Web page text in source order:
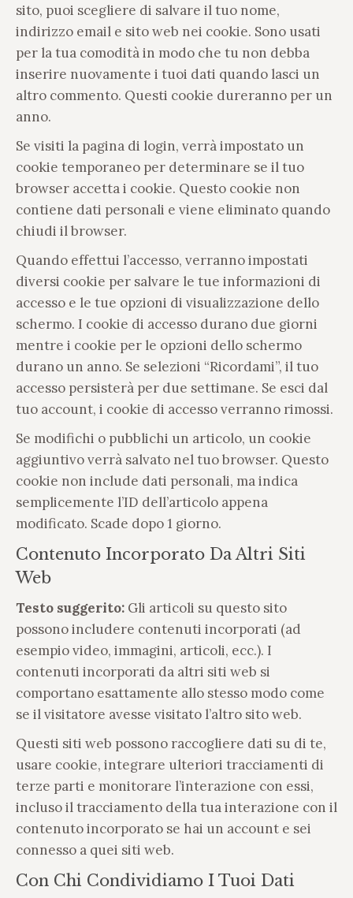
sito, puoi scegliere di salvare il tuo nome,
indirizzo email e sito web nei cookie. Sono usati
per la tua comodità in modo che tu non debba
inserire nuovamente i tuoi dati quando lasci un
altro commento. Questi cookie dureranno per un
anno.
Se visiti la pagina di login, verrà impostato un
cookie temporaneo per determinare se il tuo
browser accetta i cookie. Questo cookie non
contiene dati personali e viene eliminato quando
chiudi il browser.
Quando effettui l’accesso, verranno impostati
diversi cookie per salvare le tue informazioni di
accesso e le tue opzioni di visualizzazione dello
schermo. I cookie di accesso durano due giorni
mentre i cookie per le opzioni dello schermo
durano un anno. Se selezioni “Ricordami”, il tuo
accesso persisterà per due settimane. Se esci dal
tuo account, i cookie di accesso verranno rimossi.
Se modifichi o pubblichi un articolo, un cookie
aggiuntivo verrà salvato nel tuo browser. Questo
cookie non include dati personali, ma indica
semplicemente l’ID dell’articolo appena
modificato. Scade dopo 1 giorno.
Contenuto Incorporato Da Altri Siti
Web
Testo suggerito: Gli articoli su questo sito
possono includere contenuti incorporati (ad
esempio video, immagini, articoli, ecc.). I
contenuti incorporati da altri siti web si
comportano esattamente allo stesso modo come
se il visitatore avesse visitato l’altro sito web.
Questi siti web possono raccogliere dati su di te,
usare cookie, integrare ulteriori tracciamenti di
terze parti e monitorare l’interazione con essi,
incluso il tracciamento della tua interazione con il
contenuto incorporato se hai un account e sei
connesso a quei siti web.
Con Chi Condividiamo I Tuoi Dati